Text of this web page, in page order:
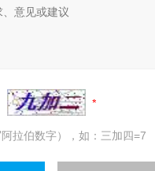
拉伯数字），如：三加四=7